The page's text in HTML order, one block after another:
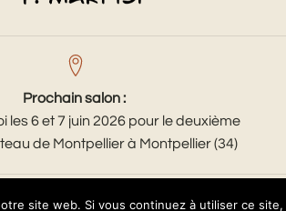
Prochain salon :
les 6 et 7 juin 2026 pour le deuxième
de Montpellier à Montpellier (34)
site web. Si vous continuez à utiliser ce